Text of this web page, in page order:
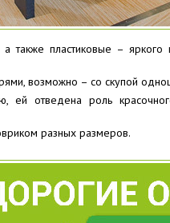
также пластиковые – яркого
возможно – со скупой
ей отведена роль
разных размеров.